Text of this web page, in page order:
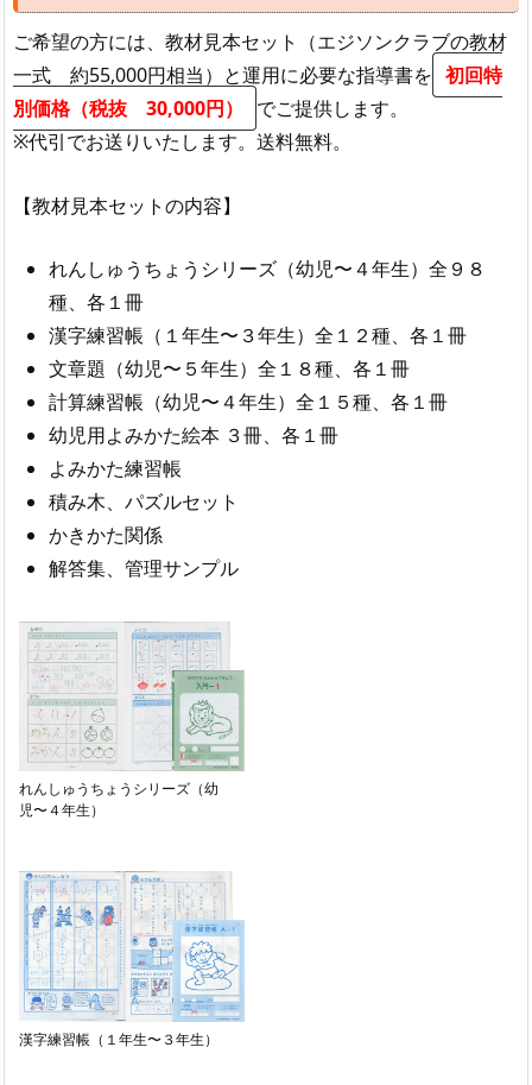
ご希望の方には、教材見本セット（エジソンクラブの教材
一式 約55,000円相当）と運用に必要な指導書を 初回特
別価格（税抜 30,000円）
でご提供します。
※代引でお送りいたします。送料無料。
【教材見本セットの内容】
れんしゅうちょうシリーズ（幼児〜４年生）全９８
種、各１冊
漢字練習帳（１年生〜３年生）全１２種、各１冊
文章題（幼児〜５年生）全１８種、各１冊
計算練習帳（幼児〜４年生）全１５種、各１冊
幼児用よみかた絵本 ３冊、各１冊
よみかた練習帳
積み木、パズルセット
かきかた関係
解答集、管理サンプル
れんしゅうちょうシリーズ（幼
児〜４年生）
漢字練習帳（１年生〜３年生）